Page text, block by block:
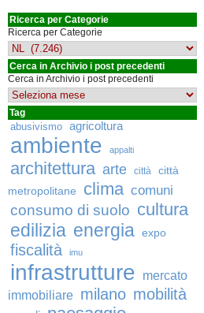
Ricerca per Categorie
Ricerca per Categorie
Cerca in Archivio i post precedenti
Cerca in Archivio i post precedenti
Tag
abusivismo agricoltura
ambiente appalti
architettura arte città
città
metropolitane
clima comuni
consumo di suolo cultura
edilizia energia expo
fiscalità imu
infrastrutture
mercato
immobiliare milano mobilità